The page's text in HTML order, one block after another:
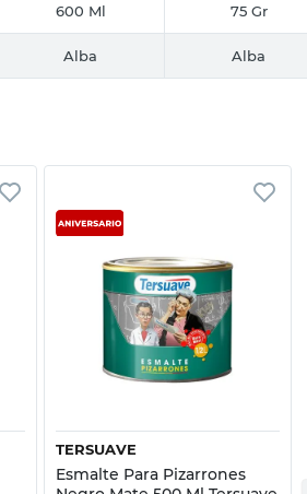
600 Ml 75 Gr
Alba Alba
Vista rápida
TERSUAVE
Esmalte Para Pizarrones